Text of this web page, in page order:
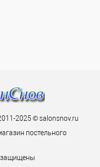
2025 © salonsnov.ru
постельного
защищены